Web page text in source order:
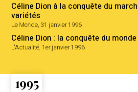
Céline Dion à la conquête du
variétés
Le Monde, 31 janvier 1996
Céline Dion : la conquête du monde
L'Actualité, 1er janvier 1996
1995